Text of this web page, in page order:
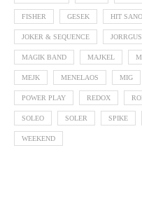
FISHER GESEK HIT
JOKER & SEQUENCE JORRGUS
MAGIK BAND MAJKEL
MEJK MENELAOS MIG
POWER PLAY REDOX
SOLEO SOLER SPIKE
WEEKEND